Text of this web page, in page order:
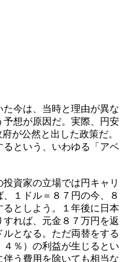
今は、当時と理由が異な
想が原因だ。実際、円安
が公然と出した政策だ。
という、いわゆる「アベ
資家の立場では円キャリ
１ドル＝８７円の今、８
るとしよう。１年後に日本
れば、元金８７万円を返
となる。ただ両替をする
％）の利益が生じるとい
う費用を除いても相当な